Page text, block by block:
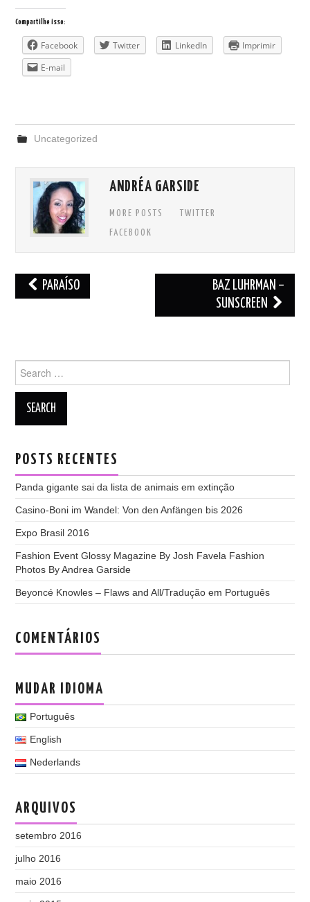
Compartilhe isso:
Facebook Twitter LinkedIn
Imprimir
E-mail
Uncategorized
ANDRÉA GARSIDE
MORE POSTS
TWITTER
FACEBOOK
Post
navigation
PARAÍSO
BAZ LUHRMAN –
SUNSCREEN
for:
POSTS RECENTES
Panda gigante sai da lista de animais em extinção
Casino-Boni im Wandel: Von den Anfängen bis 2026
Expo Brasil 2016
Fashion Event Glossy Magazine By Josh Favela Fashion
Photos By Andrea Garside
Beyoncé Knowles – Flaws and All/Tradução em Português
COMENTÁRIOS
MUDAR IDIOMA
Português
English
Nederlands
ARQUIVOS
setembro 2016
julho 2016
maio 2016